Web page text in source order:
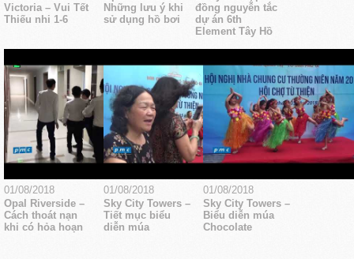
Victoria – Vui Tết
Thiếu nhi 1-6
Những lưu ý khi
sử dụng hồ bơi
đồng nguyễn tắc
dự án 6th
Element Tây Hồ
01/08/2018
Opal Riverside –
Cách thoát nạn
khi có hỏa hoạn
01/08/2018
Sky City Towers –
Tiết mục biểu
diễn múa
01/08/2018
Sky City Towers –
Biểu diễn múa
Chocolate